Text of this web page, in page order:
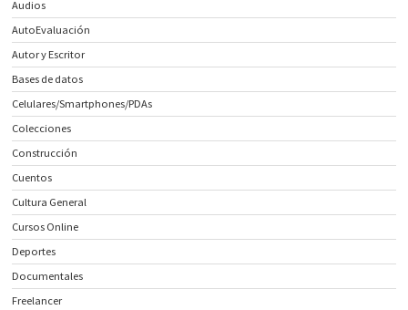
Audios
AutoEvaluación
Autor y Escritor
Bases de datos
Celulares/Smartphones/PDAs
Colecciones
Construcción
Cuentos
Cultura General
Cursos Online
Deportes
Documentales
Freelancer